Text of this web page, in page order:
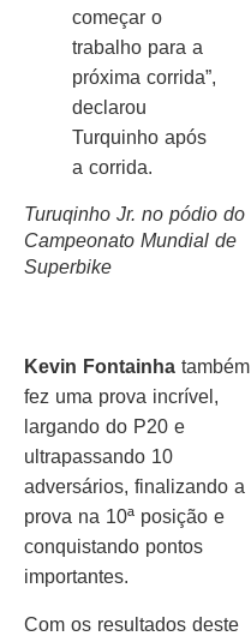
começar o
trabalho para a
próxima corrida”,
declarou
Turquinho após
a corrida.
Turuqinho Jr. no pódio do
Campeonato Mundial de
Superbike
Kevin Fontainha também
fez uma prova incrível,
largando do P20 e
ultrapassando 10
adversários, finalizando a
prova na 10ª posição e
conquistando pontos
importantes.
Com os resultados deste